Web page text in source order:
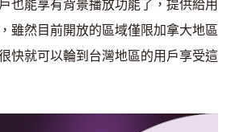
也能享有背景播放功能了，提供給用
雖然目前開放的區域僅限加拿大地區
快就可以輪到台灣地區的用戶享受這